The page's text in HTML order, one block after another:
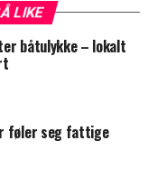
LIKE
båtulykke – lokalt
føler seg fattige